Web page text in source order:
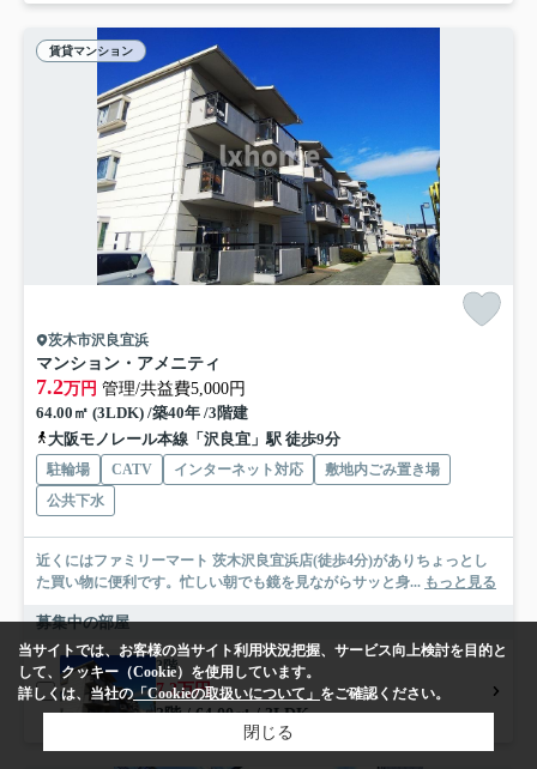
賃貸マンション
茨木市沢良宜浜
マンション・アメニティ
7.2万円 管理/共益費5,000円
64.00㎡ (3LDK) /築40年 /3階建
大阪モノレール本線「沢良宜」駅 徒歩9分
駐輪場 CATV インターネット対応
敷地内ごみ置き場
公共下水
近くにはファミリーマート 茨木沢良宜浜店(徒歩4分)がありちょっとし
た買い物に便利です。忙しい朝でも鏡を見ながらサッと身... もっと見る
募集中の部屋
3階
7.2万円
3階 / 64.00㎡ / 3LDK
当サイトでは、お客様の当サイト利用状況把握、サービス向上検討を目的と
して、クッキー（Cookie）を使用しています。
詳しくは、当社の「Cookieの取扱いについて」 をご確認ください。
閉じる